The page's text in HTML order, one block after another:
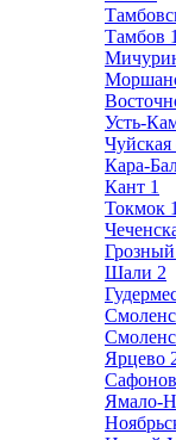
Тамбов
Усть-
Чуйская
Кара-
Кант 1
Токмок 1
Грозный
Шали 2
Ярцево
Ямало-